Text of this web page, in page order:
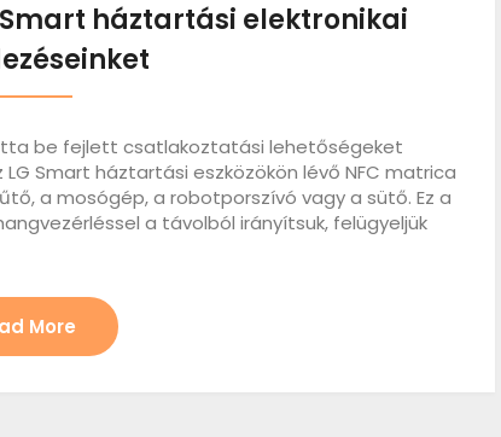
háztartási elektronikai
be fejlett csatlakoztatási lehetőségeket
Smart háztartási eszközökön lévő NFC matrica
a mosógép, a robotporszívó vagy a sütő. Ez a
a távolból irányítsuk, felügyeljük
More